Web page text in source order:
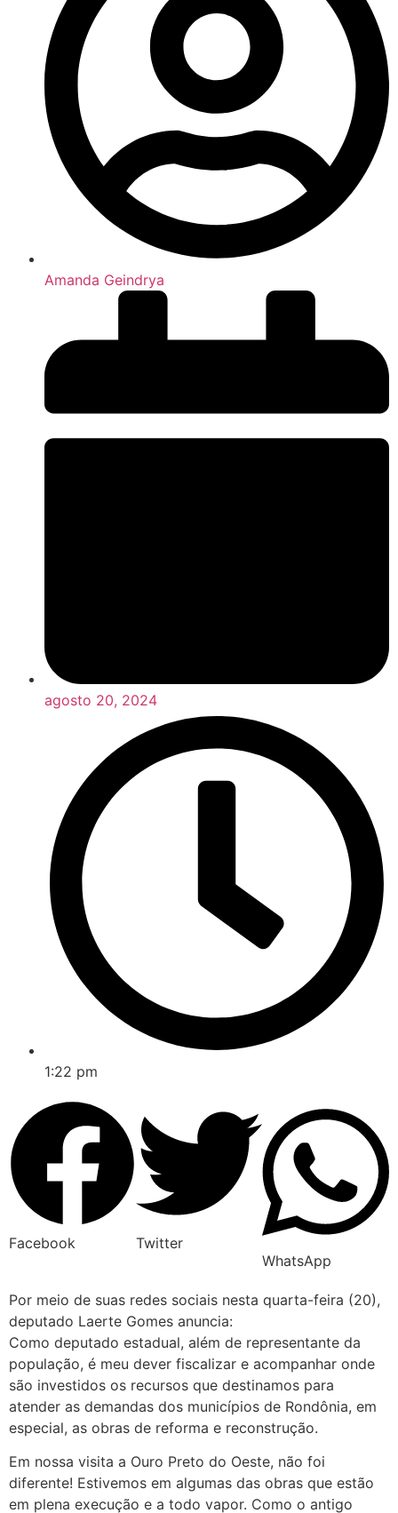
Amanda Geindrya
agosto 20, 2024
1:22 pm
Facebook
Twitter
WhatsApp
Por meio de suas redes sociais nesta quarta-feira (20),
deputado Laerte Gomes anuncia:
Como deputado estadual, além de representante da
população, é meu dever fiscalizar e acompanhar onde
são investidos os recursos que destinamos para
atender as demandas dos municípios de Rondônia, em
especial, as obras de reforma e reconstrução.
Em nossa visita a Ouro Preto do Oeste, não foi
diferente! Estivemos em algumas das obras que estão
em plena execução e a todo vapor. Como o antigo